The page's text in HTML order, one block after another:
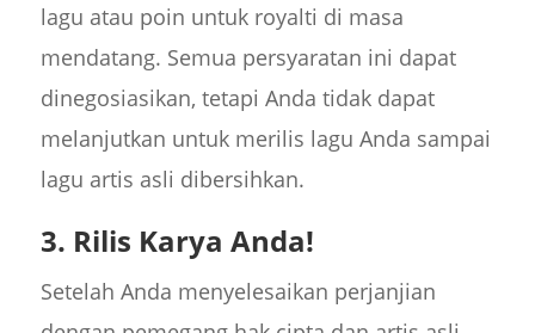
lagu atau poin untuk royalti di masa
mendatang. Semua persyaratan ini dapat
dinegosiasikan, tetapi Anda tidak dapat
melanjutkan untuk merilis lagu Anda sampai
lagu artis asli dibersihkan.
3. Rilis Karya Anda!
Setelah Anda menyelesaikan perjanjian